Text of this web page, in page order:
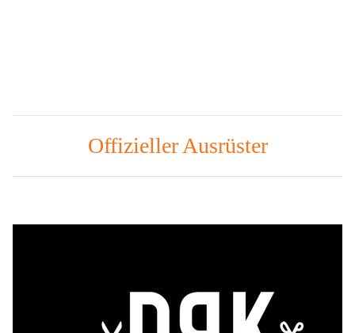
Offizieller Ausrüster